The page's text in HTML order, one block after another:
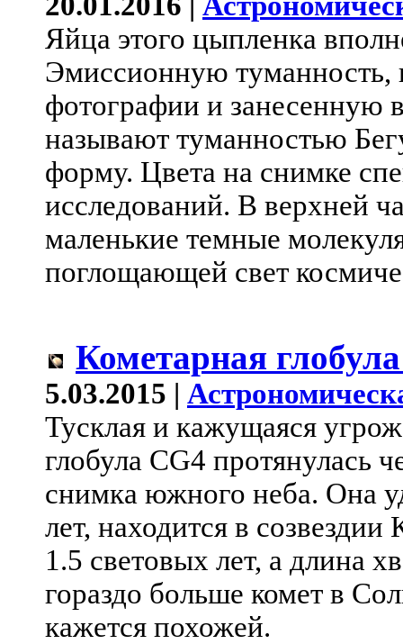
Яйца этого цыпленка
Эмиссионную туманность,
фотографии и занесенную
называют туманностью
форму. Цвета на снимке
исследований. В верхней
маленькие темные
поглощающей свет
Кометарная
5.03.2015 |
Тусклая и кажущаяся
глобула CG4 протянулась
снимка южного неба. Она
лет, находится в
1.5 световых лет, а длина
гораздо больше комет в
кажется похожей.